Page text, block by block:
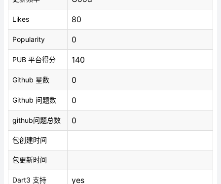
Likes 80
Popularity 0
PUB 平台得分 140
Github 星数 0
Github 问题数 0
github问题总数 0
包创建时间
包更新时间
Dart3 支持 yes